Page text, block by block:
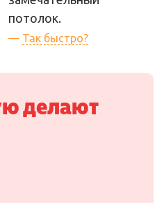
потолок.
— Так быстро?
и изготовление потолка
начинается сразу же!
делают